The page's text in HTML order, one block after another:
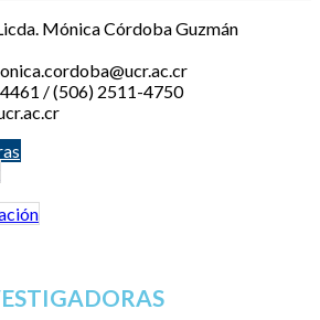
Mónica Córdoba Guzmán
/ (506) 2511-4750